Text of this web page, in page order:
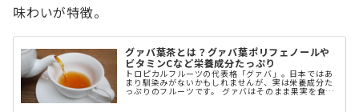
味わいが特徴。
グァバ葉茶とは？グァバ葉ポリフェノールや
ビタミンCなど栄養成分たっぷり
トロピカルフルーツの代表格「グァバ」。日本ではあ
まり馴染みがないかもしれませんが、実は栄養成分た
っぷりのフルーツです。 グァバはそのまま果実を食べ